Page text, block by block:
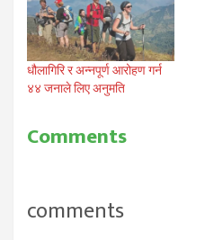
धौलागिरि र अन्नपूर्ण आरोहण गर्न
४४ जनाले लिए अनुमति
Comments
comments